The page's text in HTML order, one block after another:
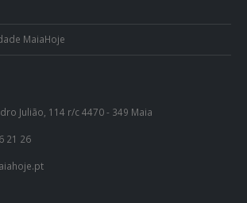
MaiaHoje
Julião, 114 r/c 4470 - 349 Maia
21 26